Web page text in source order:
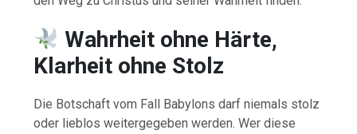
Wahrheit ohne Härte,
Klarheit ohne Stolz
Die Botschaft vom Fall Babylons darf niemals stolz
oder lieblos weitergegeben werden. Wer diese